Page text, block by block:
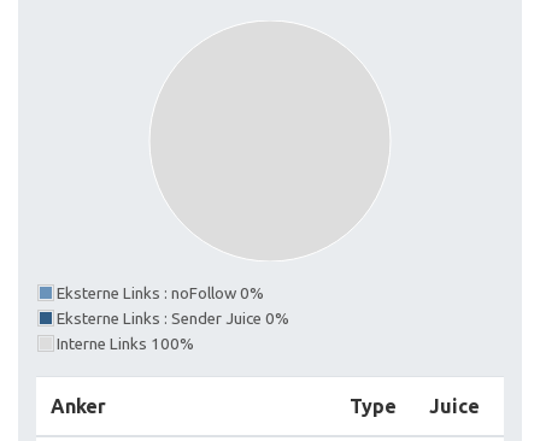
Eksterne Links : noFollow 0%
Eksterne Links : Sender Juice 0%
Interne Links 100%
Anker Type Juice